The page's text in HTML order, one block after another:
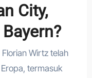
City,
Wirtz telah
termasuk